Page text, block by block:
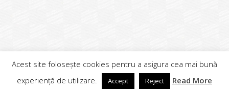
0732982982
Acest site folosește cookies pentru a asigura cea mai bună
experiență de utilizare.
Accept Reject Read More